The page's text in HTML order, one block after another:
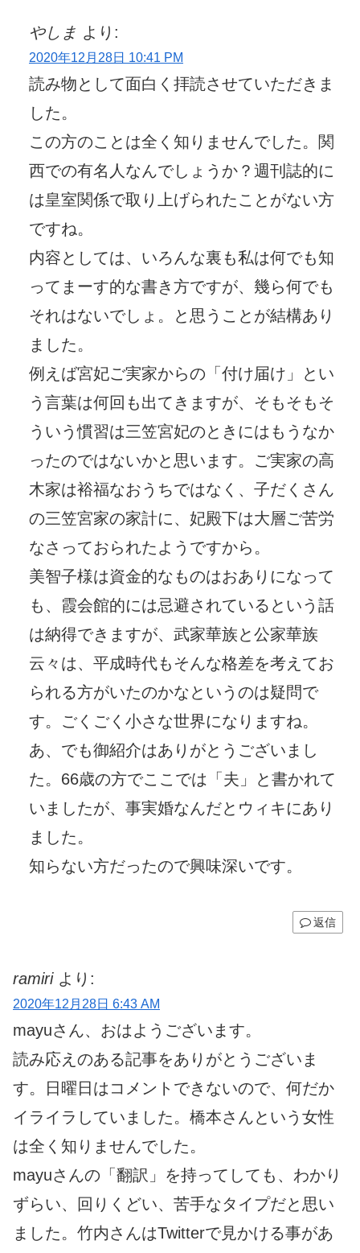
やしま より:
2020年12月28日 10:41 PM
読み物として面白く拝読させていただきま
した。
この方のことは全く知りませんでした。関
西での有名人なんでしょうか？週刊誌的に
は皇室関係で取り上げられたことがない方
ですね。
内容としては、いろんな裏も私は何でも知
ってまーす的な書き方ですが、幾ら何でも
それはないでしょ。と思うことが結構あり
ました。
例えば宮妃ご実家からの「付け届け」とい
う言葉は何回も出てきますが、そもそもそ
ういう慣習は三笠宮妃のときにはもうなか
ったのではないかと思います。ご実家の高
木家は裕福なおうちではなく、子だくさん
の三笠宮家の家計に、妃殿下は大層ご苦労
なさっておられたようですから。
美智子様は資金的なものはおありになって
も、霞会館的には忌避されているという話
は納得できますが、武家華族と公家華族
云々は、平成時代もそんな格差を考えてお
られる方がいたのかなというのは疑問で
す。ごくごく小さな世界になりますね。
あ、でも御紹介はありがとうございまし
た。66歳の方でここでは「夫」と書かれて
いましたが、事実婚なんだとウィキにあり
ました。
知らない方だったので興味深いです。
返信
ramiri より:
2020年12月28日 6:43 AM
mayuさん、おはようございます。
読み応えのある記事をありがとうございま
す。日曜日はコメントできないので、何だか
イライラしていました。橋本さんという女性
は全く知りませんでした。
mayuさんの「翻訳」を持ってしても、わかり
ずらい、回りくどい、苦手なタイプだと思い
ました。竹内さんはTwitterで見かける事があ